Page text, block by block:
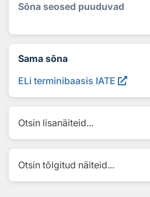
Sõna seosed puuduvad
Sama sõna
ELi terminibaasis IATE
Otsin lisanäiteid...
Otsin tõlgitud näiteid...